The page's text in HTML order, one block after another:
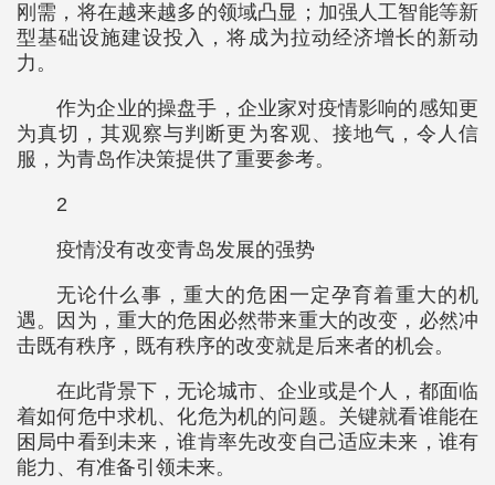
刚需，将在越来越多的领域凸显；加强人工智能等新
型基础设施建设投入，将成为拉动经济增长的新动
力。
作为企业的操盘手，企业家对疫情影响的感知更
为真切，其观察与判断更为客观、接地气，令人信
服，为青岛作决策提供了重要参考。
2
疫情没有改变青岛发展的强势
无论什么事，重大的危困一定孕育着重大的机
遇。因为，重大的危困必然带来重大的改变，必然冲
击既有秩序，既有秩序的改变就是后来者的机会。
在此背景下，无论城市、企业或是个人，都面临
着如何危中求机、化危为机的问题。关键就看谁能在
困局中看到未来，谁肯率先改变自己适应未来，谁有
能力、有准备引领未来。